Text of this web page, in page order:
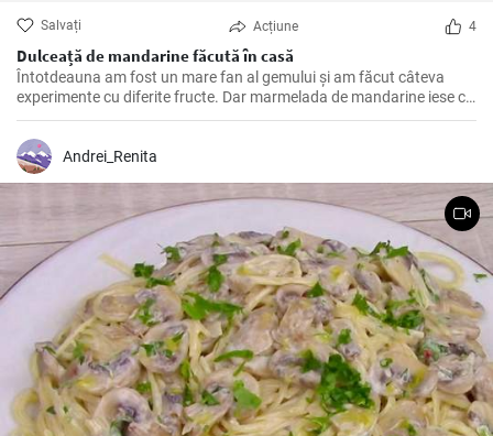
Salvați Acțiune 4
Dulceață de mandarine făcută în casă
Întotdeauna am fost un mare fan al gemului și am făcut câteva
experimente cu diferite fructe. Dar marmelada de mandarine iese cu
adevărat în evidență. Are acea aromă luminoasă, de citrice, care
iese în evidență în orice fel de pâine prăjită, patiserie sau iaurt în care
o adăugați. Cu această rețetă, v-ați putea bucura de prospețimea
iernii chiar și în cel mai rece anotimp.
Andrei_Renita